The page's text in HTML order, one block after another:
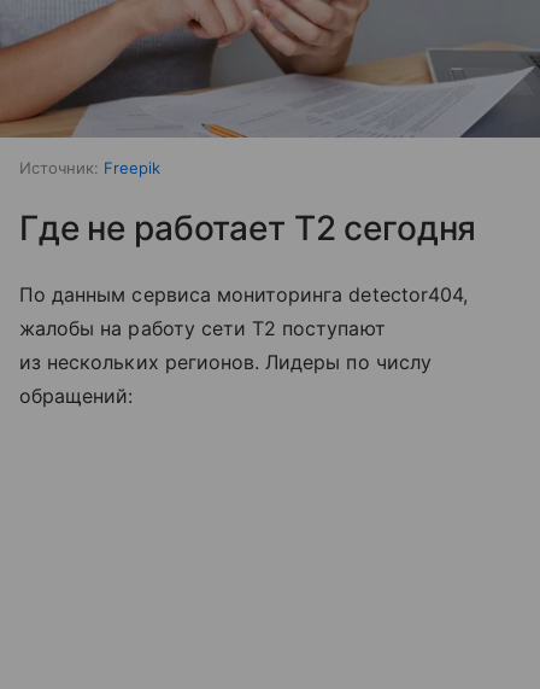
Источник: Freepik
Где не работает T2 сегодня
По данным сервиса мониторинга detector404,
жалобы на работу сети T2 поступают
из нескольких регионов. Лидеры по числу
обращений: